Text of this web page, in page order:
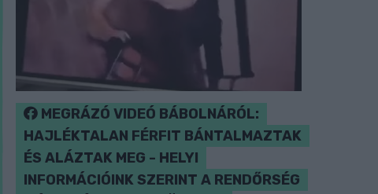
MEGRÁZÓ VIDEÓ BÁBOLNÁRÓL:
HAJLÉKTALAN FÉRFIT BÁNTALMAZTAK
ÉS ALÁZTAK MEG - HELYI
INFORMÁCIÓINK SZERINT A RENDŐRSÉG